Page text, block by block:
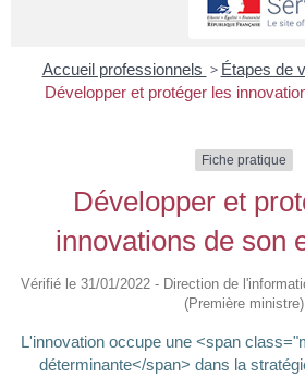
Accueil professionnels > Étapes de
Développer et protéger les
Fiche pratique
Développer et
innovations de son
Vérifié le 31/01/2022 - Direction de
(Première ministre)
L'innovation occupe une <span
déterminante</span> dans la